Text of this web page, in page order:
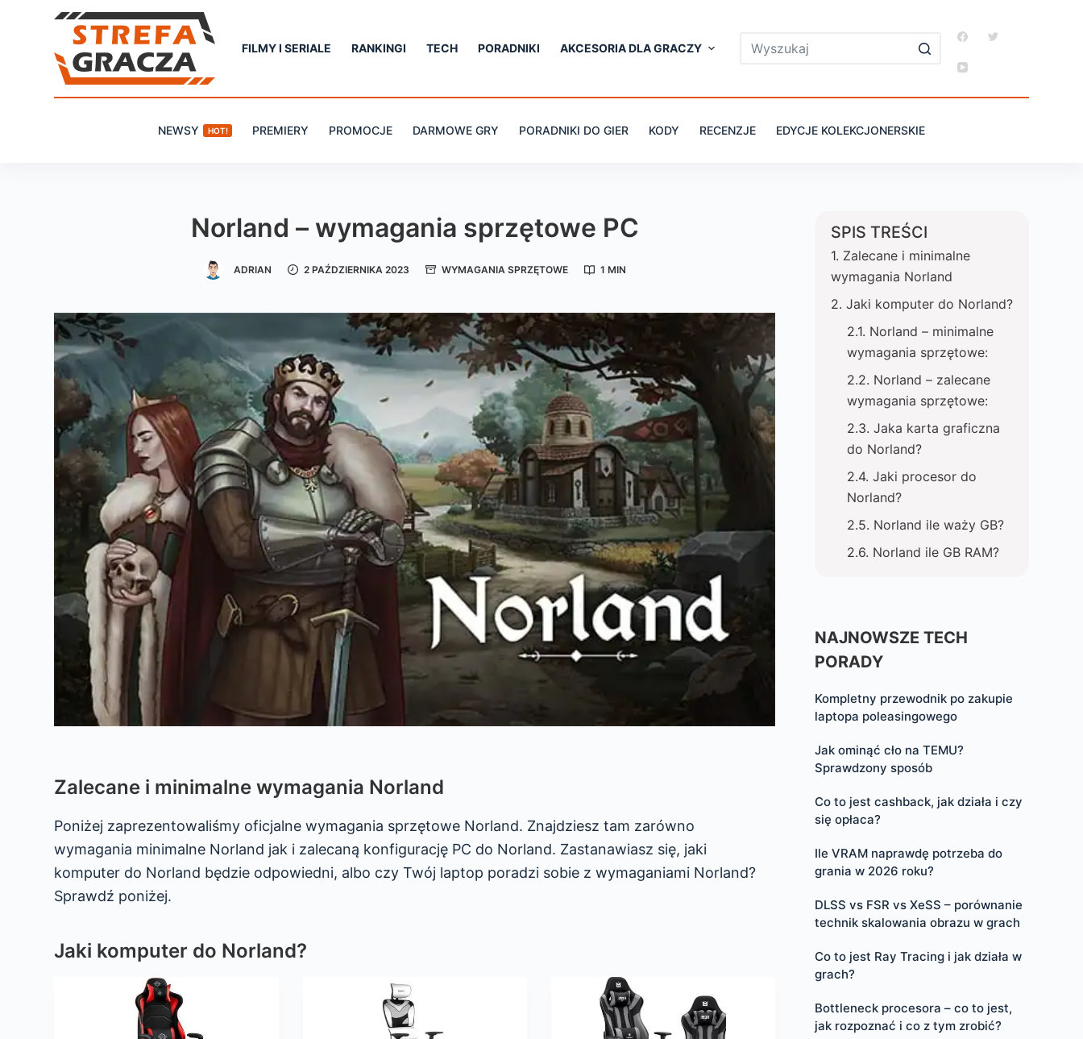
FILMY I SERIALE RANKINGI TECH PORADNIKI AKCESORIA DLA GRACZY
NEWSY HOT! PREMIERY PROMOCJE DARMOWE GRY PORADNIKI DO GIER KODY RECENZJE EDYCJE KOLEKCJONERSKIE
Norland – wymagania sprzętowe PC
ADRIAN 2 PAŹDZIERNIKA 2023 WYMAGANIA SPRZĘTOWE 1 MIN
Zalecane i minimalne wymagania Norland
Poniżej zaprezentowaliśmy oficjalne wymagania sprzętowe Norland. Znajdziesz tam zarówno
wymagania minimalne Norland jak i zalecaną konfigurację PC do Norland. Zastanawiasz się, jaki
komputer do Norland będzie odpowiedni, albo czy Twój laptop poradzi sobie z wymaganiami Norland?
Sprawdź poniżej.
Jaki komputer do Norland?
SPIS TREŚCI
Zalecane i minimalne
wymagania Norland
Jaki komputer do Norland?
Norland – minimalne
wymagania sprzętowe:
Norland – zalecane
wymagania sprzętowe:
Jaka karta graficzna
do Norland?
Jaki procesor do
Norland?
Norland ile waży GB?
Norland ile GB RAM?
NAJNOWSZE TECH
PORADY
Kompletny przewodnik po zakupie
laptopa poleasingowego
Jak ominąć cło na TEMU?
Sprawdzony sposób
Co to jest cashback, jak działa i czy
się opłaca?
Ile VRAM naprawdę potrzeba do
grania w 2026 roku?
DLSS vs FSR vs XeSS – porównanie
technik skalowania obrazu w grach
Co to jest Ray Tracing i jak działa w
grach?
Bottleneck procesora – co to jest,
jak rozpoznać i co z tym zrobić?